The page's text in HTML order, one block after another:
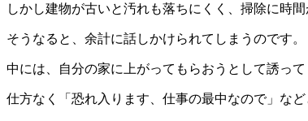
しかし建物が古いと汚れも落ちにくく、掃除に時間
そうなると、余計に話しかけられてしまうのです。
中には、自分の家に上がってもらおうとして誘って
仕方なく「恐れ入ります、仕事の最中なので」な